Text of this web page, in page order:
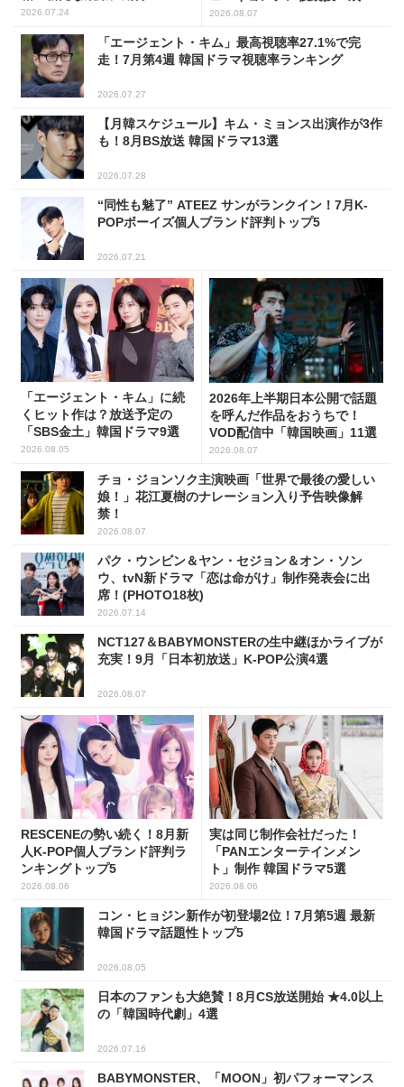
2026.07.24
した姿に注目
2026.08.07
「エージェント・キム」最高視聴率27.1%で完
走！7月第4週 韓国ドラマ視聴率ランキング
2026.07.27
【月韓スケジュール】キム・ミョンス出演作が3作
も！8月BS放送 韓国ドラマ13選
2026.07.28
“同性も魅了” ATEEZ サンがランクイン！7月K-
POPボーイズ個人ブランド評判トップ5
2026.07.21
「エージェント・キム」に続
くヒット作は？放送予定の
「SBS金土」韓国ドラマ9選
2026.08.05
2026年上半期日本公開で話題
を呼んだ作品をおうちで！
VOD配信中「韓国映画」11選
2026.08.07
チョ・ジョンソク主演映画「世界で最後の愛しい
娘！」花江夏樹のナレーション入り予告映像解
禁！
2026.08.07
パク・ウンビン＆ヤン・セジョン＆オン・ソン
ウ、tvN新ドラマ「恋は命がけ」制作発表会に出
席！(PHOTO18枚)
2026.07.14
NCT127＆BABYMONSTERの生中継ほかライブが
充実！9月「日本初放送」K-POP公演4選
2026.08.07
RESCENEの勢い続く！8月新
人K-POP個人ブランド評判ラ
ンキングトップ5
2026.08.06
実は同じ制作会社だった！
「PANエンターテインメン
ト」制作 韓国ドラマ5選
2026.08.06
コン・ヒョジン新作が初登場2位！7月第5週 最新
韓国ドラマ話題性トップ5
2026.08.05
日本のファンも大絶賛！8月CS放送開始 ★4.0以上
の「韓国時代劇」4選
2026.07.16
BABYMONSTER、「MOON」初パフォーマンス